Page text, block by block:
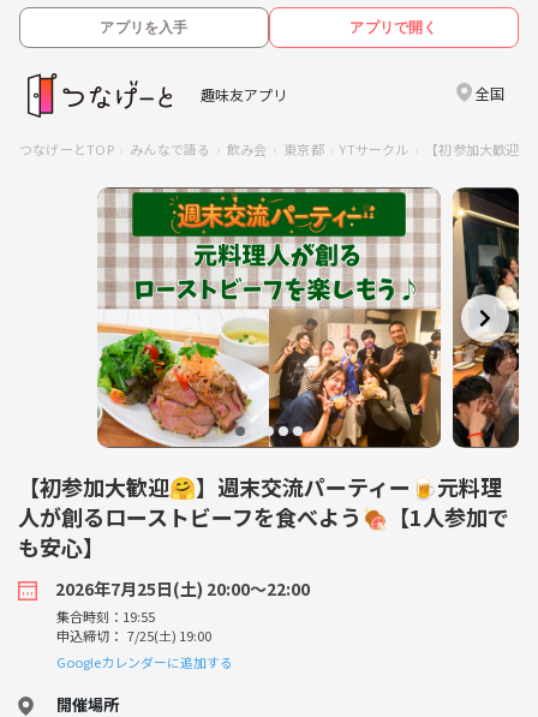
アプリを入手 アプリで開く
趣味友アプリ 全国
つなげーとTOP みんなで語る 飲み会 東京都 YTサークル 【初参加大歓迎
【初参加大歓迎🤗】週末交流パーティー🍺元料理
人が創るローストビーフを食べよう🍖【1人参加で
も安心】
2026年7月25日(土) 20:00〜22:00
集合時刻：19:55
申込締切： 7/25(土) 19:00
Googleカレンダーに追加する
開催場所